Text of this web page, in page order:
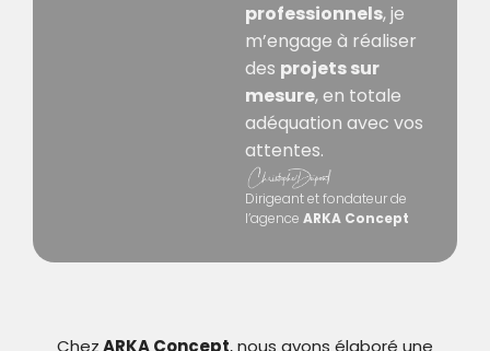
professionnels, je
m’engage à réaliser
des projets sur
mesure, en totale
adéquation avec vos
attentes.
Dirigeant et fondateur de
l’agence ARKA Concept
ChezARKA Concept, nous avons élaboré une